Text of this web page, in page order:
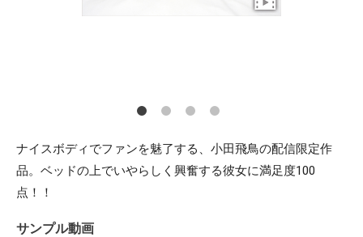
ナイスボディでファンを魅了する、小田飛鳥の配信限定作
品。ベッドの上でいやらしく興奮する彼女に満足度100
点！！
サンプル動画